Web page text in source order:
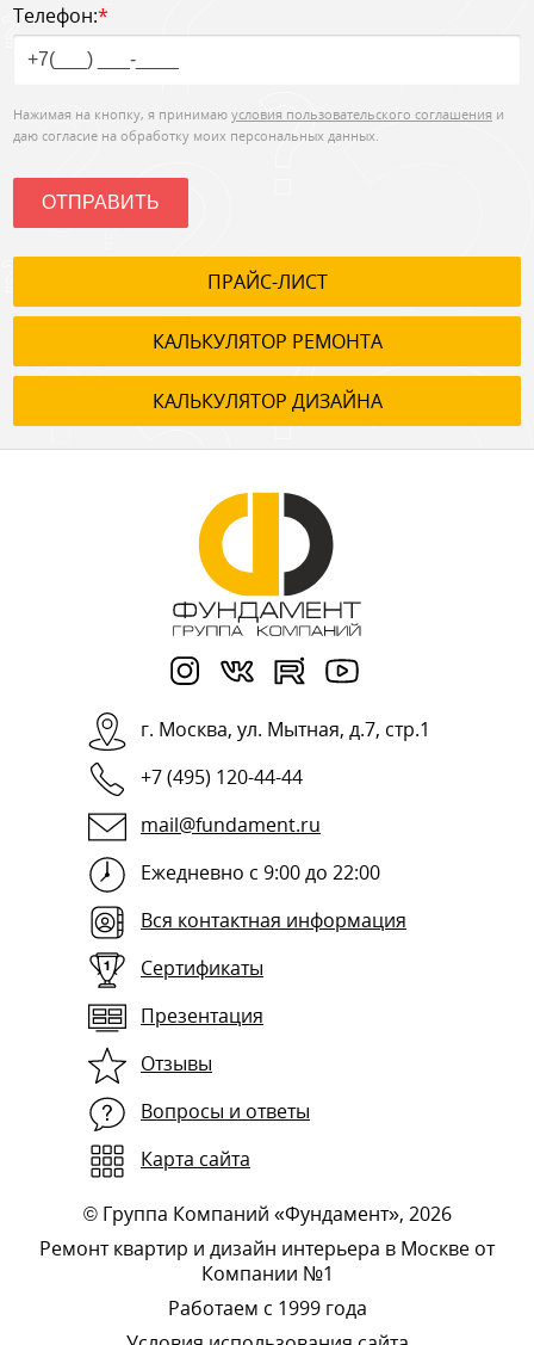
Телефон:*
Нажимая на кнопку, я принимаю условия пользовательского соглашения и
даю согласие на обработку моих персональных данных.
ОТПРАВИТЬ
ПРАЙС-ЛИСТ
КАЛЬКУЛЯТОР РЕМОНТА
КАЛЬКУЛЯТОР ДИЗАЙНА
г. Москва, ул. Мытная, д.7, стр.1
+7 (495) 120-44-44
mail@fundament.ru
Ежедневно с 9:00 до 22:00
Вся контактная информация
Сертификаты
Презентация
Отзывы
Вопросы и ответы
Карта сайта
© Группа Компаний «Фундамент», 2026
Ремонт квартир и дизайн интерьера в Москве от
Компании №1
Работаем с 1999 года